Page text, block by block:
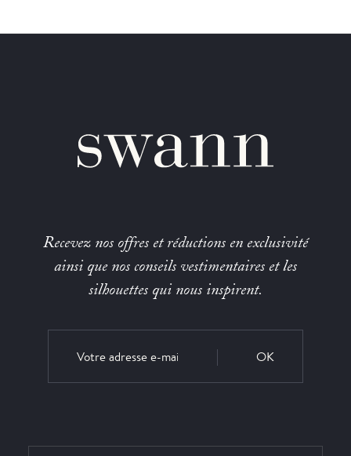
Recevez nos offres et réductions en exclusivité
ainsi que nos conseils vestimentaires et les
silhouettes qui nous inspirent.
OK